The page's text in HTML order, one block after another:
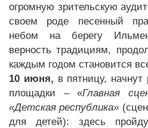
огромную зрительскую
своем роде песенный
небом на берегу
верность традициям,
каждым годом становится
10 июня, в пятницу, начнут
площадки – «Главная
«Детская республика»
для детей): здесь